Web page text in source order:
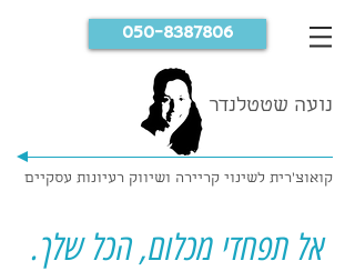
נועה שטטלנדר
קואוצ'רית לשינוי קריירה ושיווק רעיונות עסקיים
050-8387806
אל תפחדי מכלום, הכל שלך.